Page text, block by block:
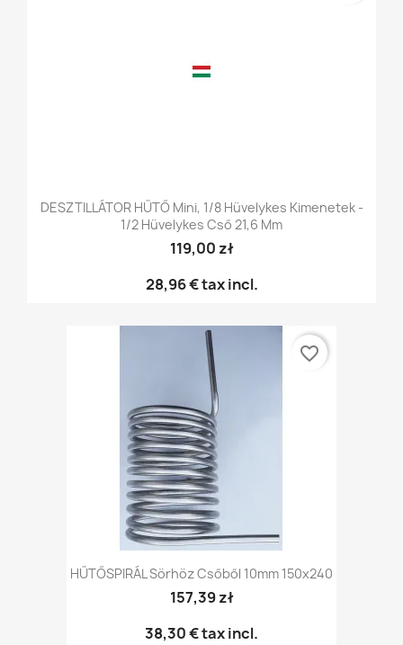
DESZTILLÁTOR HŰTŐ Mini, 1/8 Hüvelykes Kimenetek -
1/2 Hüvelykes Cső 21,6 Mm
119,00 zł
28,96 €tax incl.
HŰTŐSPIRÁL Sörhöz Csőből 10mm 150x240
157,39 zł
38,30 €tax incl.
favorite_border